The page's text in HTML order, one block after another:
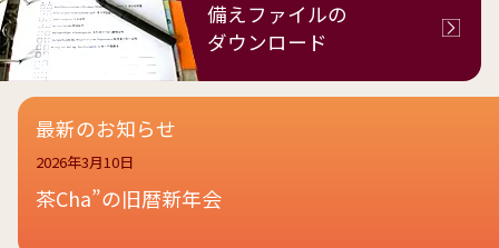
備えファイルの
ダウンロード
最新のお知らせ
2026年3月10日
茶Cha”の旧暦新年会